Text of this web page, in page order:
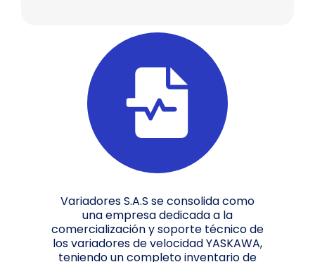
Variadores S.A.S se consolida como
una empresa dedicada a la
comercialización y soporte técnico de
los variadores de velocidad YASKAWA,
teniendo un completo inventario de